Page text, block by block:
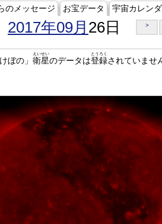
のメッセージ お宝データ 宇宙カレン
2017年09月 26日 >
ぼの」 衛星
えいせい
のデータは登録
とうろく
されていませ